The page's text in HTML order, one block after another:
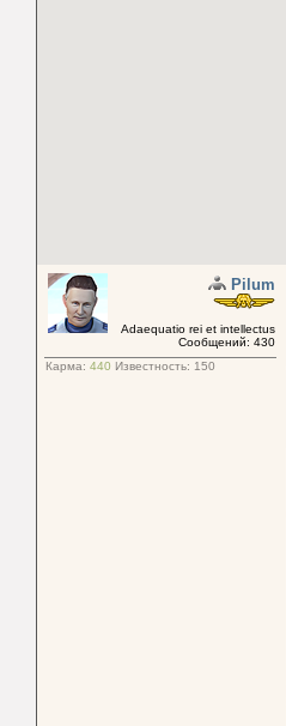
Pilum
Adaequatio rei et intellectus
Сообщений: 430
Карма: 440 Известность: 150